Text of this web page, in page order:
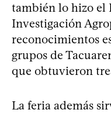
también lo hizo el
Investigación
reconocimientos
grupos de
que obtuvieron
La feria además